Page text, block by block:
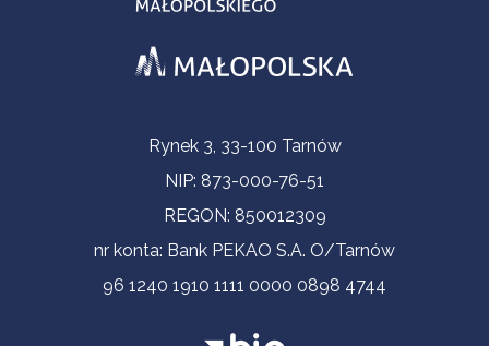
Informacje kontaktoweRynek 3, 33-100 Tarnów
NIP: 873-000-76-51
REGON: 850012309
nr konta: Bank PEKAO S.A. O/Tarnów
96 1240 1910 1111 0000 0898 4744